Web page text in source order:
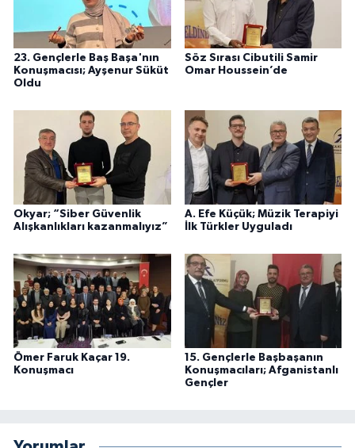
23. Gençlerle Baş Başa'nın
Konuşmacısı; Ayşenur Süküt
Oldu
Söz Sırası Cibutili Samir
Omar Houssein’de
Okyar; “Siber Güvenlik
Alışkanlıkları kazanmalıyız”
A. Efe Küçük; Müzik Terapiyi
İlk Türkler Uyguladı
Ömer Faruk Kaçar 19.
Konuşmacı
15. Gençlerle Başbaşanın
Konuşmacıları; Afganistanlı
Gençler